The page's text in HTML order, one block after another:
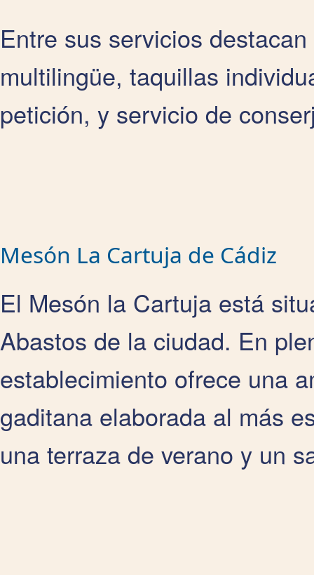
Entre sus servicios
multilingüe, taquillas
petición, y servicio de
Mesón La Cartuja de Cádiz
El Mesón la Cartuja está
Abastos de la ciudad. En
establecimiento ofrece una
gaditana elaborada al más
una terraza de verano y un